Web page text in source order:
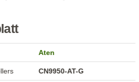
Aten
CN9950-AT-G